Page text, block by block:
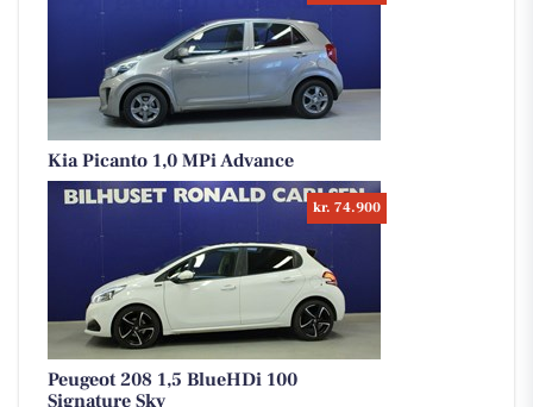
Kia Picanto 1,0 MPi Advance
kr. 74.900
Peugeot 208 1,5 BlueHDi 100
Signature Sky